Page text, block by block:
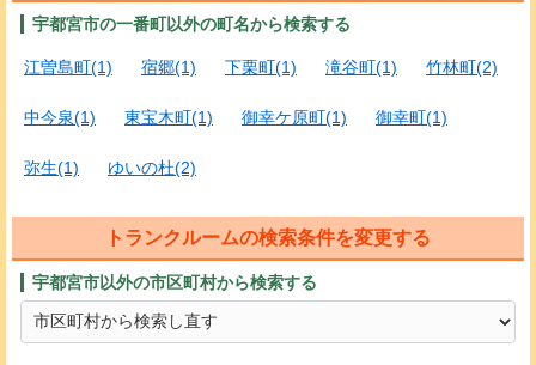
宇都宮市の一番町以外の町名から検索する
江曽島町(1) 宿郷(1) 下栗町(1) 滝谷町(1) 竹林町(2)
中今泉(1) 東宝木町(1) 御幸ケ原町(1) 御幸町(1)
弥生(1) ゆいの杜(2)
トランクルームの検索条件を変更する
宇都宮市以外の市区町村から検索する